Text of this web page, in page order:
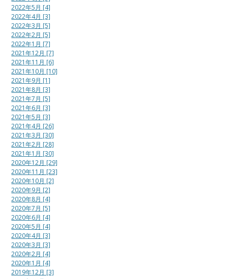
2022年5月 [4]
2022年4月 [3]
2022年3月 [5]
2022年2月 [5]
2022年1月 [7]
2021年12月 [7]
2021年11月 [6]
2021年10月 [10]
2021年9月 [1]
2021年8月 [3]
2021年7月 [5]
2021年6月 [3]
2021年5月 [3]
2021年4月 [26]
2021年3月 [30]
2021年2月 [28]
2021年1月 [30]
2020年12月 [29]
2020年11月 [23]
2020年10月 [2]
2020年9月 [2]
2020年8月 [4]
2020年7月 [5]
2020年6月 [4]
2020年5月 [4]
2020年4月 [3]
2020年3月 [3]
2020年2月 [4]
2020年1月 [4]
2019年12月 [3]